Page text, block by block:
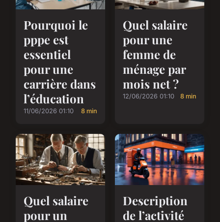
Pourquoi le
pppe est
essentiel
pour une
carrière dans
l’éducation
11/06/2026 01:10 8 min
Quel salaire
pour une
femme de
ménage par
mois net ?
12/06/2026 01:10 8 min
Quel salaire
pour un
Description
de l’activité